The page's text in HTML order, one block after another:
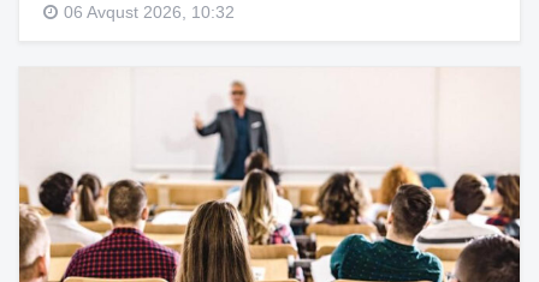
06 Avqust 2026, 10:32